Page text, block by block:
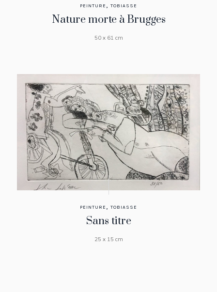
PEINTURE ,TOBIASSE
Nature morte à Brugges
50 x 61 cm
PEINTURE ,TOBIASSE
Sans titre
25 x 15 cm